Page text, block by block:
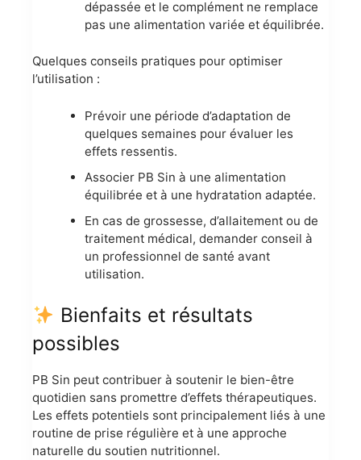
dépassée et le complément ne remplace
pas une alimentation variée et équilibrée.
Quelques conseils pratiques pour optimiser
l’utilisation :
Prévoir une période d’adaptation de
quelques semaines pour évaluer les
effets ressentis.
Associer PB Sin à une alimentation
équilibrée et à une hydratation adaptée.
En cas de grossesse, d’allaitement ou de
traitement médical, demander conseil à
un professionnel de santé avant
utilisation.
Bienfaits et résultats
possibles
PB Sin peut contribuer à soutenir le bien-être
quotidien sans promettre d’effets thérapeutiques.
Les effets potentiels sont principalement liés à une
routine de prise régulière et à une approche
naturelle du soutien nutritionnel.